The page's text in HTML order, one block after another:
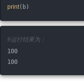
print(b)
#运行结果为：
100
100